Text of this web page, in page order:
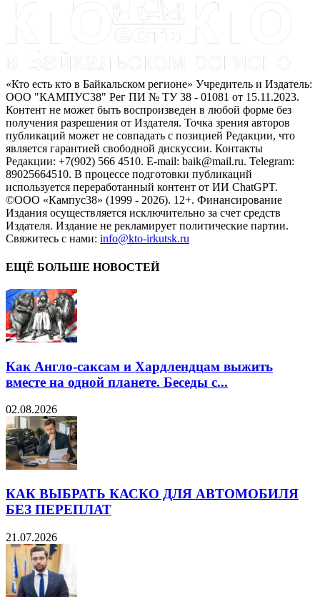
«Кто есть кто в Байкальском регионе» Учредитель и Издатель:
ООО "КАМПУС38" Рег ПИ № ТУ 38 - 01081 от 15.11.2023.
Контент не может быть воспроизведен в любой форме без
получения разрешения от Издателя. Точка зрения авторов
публикаций может не совпадать с позицией Редакции, что
является гарантией свободной дискуссии. Контакты
Редакции: +7(902) 566 4510. E-mail: baik@mail.ru. Telegram:
89025664510. В процессе подготовки публикаций
используется переработанный контент от ИИ ChatGPT.
©ООО «Кампус38» (1999 - 2026). 12+. Финансирование
Издания осуществляется исключительно за счет средств
Издателя. Издание не рекламирует политические партии.
Свяжитесь с нами: info@kto-irkutsk.ru
ЕЩЁ БОЛЬШЕ НОВОСТЕЙ
Как Англо-саксам и Хардлендцам выжить
вместе на одной планете. Беседы с...
02.08.2026
КАК ВЫБРАТЬ КАСКО ДЛЯ АВТОМОБИЛЯ
БЕЗ ПЕРЕПЛАТ
21.07.2026